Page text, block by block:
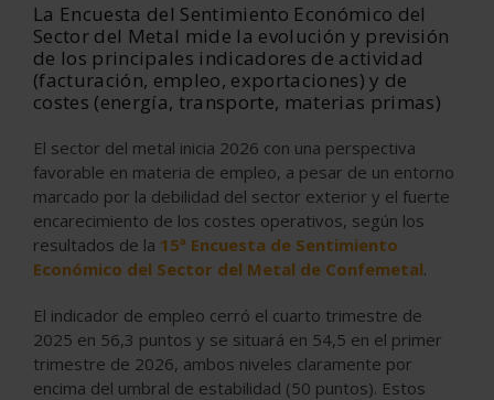
La Encuesta del Sentimiento Económico del
Sector del Metal mide la evolución y previsión
de los principales indicadores de actividad
(facturación, empleo, exportaciones) y de
costes (energía, transporte, materias primas)
El sector del metal inicia 2026 con una perspectiva
favorable en materia de empleo, a pesar de un entorno
marcado por la debilidad del sector exterior y el fuerte
encarecimiento de los costes operativos, según los
resultados de la 15ª Encuesta de Sentimiento
Económico del Sector del Metal de Confemetal.
El indicador de empleo cerró el cuarto trimestre de
2025 en 56,3 puntos y se situará en 54,5 en el primer
trimestre de 2026, ambos niveles claramente por
encima del umbral de estabilidad (50 puntos). Estos